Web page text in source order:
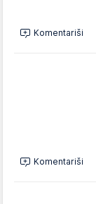
Komentariši
Komentariši